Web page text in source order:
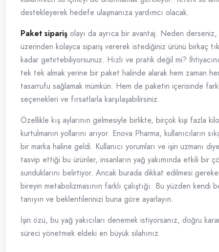
destekleyerek hedefe ulaşmanıza yardımcı olacak.
Paket sipariş olayı da ayrıca bir avantaj. Neden
üzerinden kolayca sipariş vererek istediğiniz ürünü birkaç
kadar getirtebiliyorsunuz. Hızlı ve pratik değil mi?
tek tek almak yerine bir paket halinde alarak hem zaman
tasarrufu sağlamak mümkün. Hem de paketin içerisinde
seçenekleri ve fırsatlarla karşılaşabilirsiniz.
Özellikle kış aylarının gelmesiyle birlikte, birçok kişi fazla
kurtulmanın yollarını arıyor. Enova Pharma, kullanıcıların
bir marka haline geldi. Kullanıcı yorumları ve işin uzmanı
tasvip ettiği bu ürünler, insanların yağ yakımında etkili bir
sunduklarını belirtiyor. Ancak burada dikkat edilmesi
bireyin metabolizmasının farklı çalıştığı. Bu yüzden kendi
tanıyın ve beklentilerinizi buna göre ayarlayın.
İşin özü, bu yağ yakıcıları denemek istiyorsanız, doğru
süreci yönetmek eldeki en büyük silahınız.